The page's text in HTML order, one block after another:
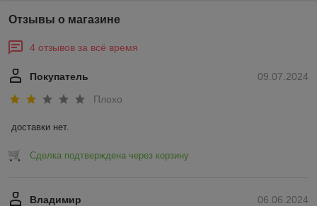
Отзывы о магазине
4 отзывов за всё время
09.07.2024
Покупатель
Плохо
доставки нет.
Сделка подтверждена через корзину
06.06.2024
Владимир